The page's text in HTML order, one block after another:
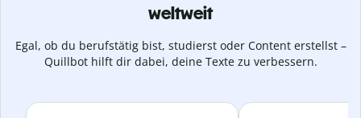
weltweit
Egal, ob du berufstätig bist, studierst oder Content erstellst –
Quillbot hilft dir dabei, deine Texte zu verbessern.